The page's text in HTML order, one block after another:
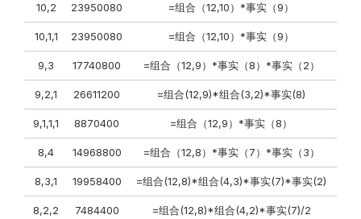
10,2 23950080 =组合（12,10）*事实（9）
10,1,1 23950080 =组合（12,10）*事实（9）
9,3 17740800 =组合（12,9）*事实（8）*事实（2）
9,2,1 26611200 =组合(12,9)*组合(3,2)*事实(8)
9,1,1,1 8870400 =组合（12,9）*事实（8）
8,4 14968800 =组合（12,8）*事实（7）*事实（3）
8,3,1 19958400 =组合(12,8)*组合(4,3)*事实(7)*事实(2)
8,2,2 7484400 =组合(12,8)*组合(4,2)*事实(7)/2